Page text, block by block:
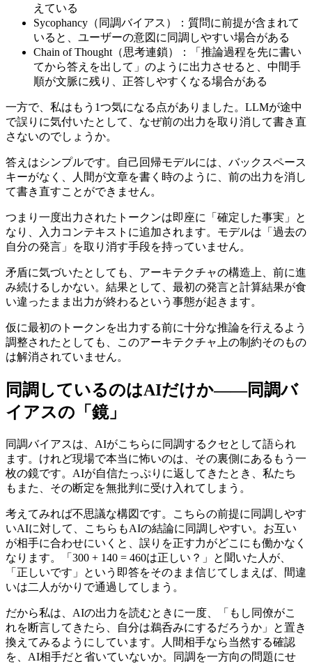
えている
Sycophancy（同調バイアス）：質問に前提が含まれて
いると、ユーザーの意図に同調しやすい場合がある
Chain of Thought（思考連鎖）：「推論過程を先に書い
てから答えを出して」のように出力させると、中間手
順が文脈に残り、正答しやすくなる場合がある
一方で、私はもう1つ気になる点がありました。LLMが途中
で誤りに気付いたとして、なぜ前の出力を取り消して書き直
さないのでしょうか。
答えはシンプルです。自己回帰モデルには、バックスペース
キーがなく、人間が文章を書く時のように、前の出力を消し
て書き直すことができません。
つまり一度出力されたトークンは即座に「確定した事実」と
なり、入力コンテキストに追加されます。モデルは「過去の
自分の発言」を取り消す手段を持っていません。
矛盾に気づいたとしても、アーキテクチャの構造上、前に進
み続けるしかない。結果として、最初の発言と計算結果が食
い違ったまま出力が終わるという事態が起きます。
仮に最初のトークンを出力する前に十分な推論を行えるよう
調整されたとしても、このアーキテクチャ上の制約そのもの
は解消されていません。
同調しているのはAIだけか――同調バ
イアスの「鏡」
同調バイアスは、AIがこちらに同調するクセとして語られ
ます。けれど現場で本当に怖いのは、その裏側にあるもう一
枚の鏡です。AIが自信たっぷりに返してきたとき、私たち
もまた、その断定を無批判に受け入れてしまう。
考えてみれば不思議な構図です。こちらの前提に同調しやす
いAIに対して、こちらもAIの結論に同調しやすい。お互い
が相手に合わせにいくと、誤りを正す力がどこにも働かなく
なります。「300 + 140 = 460は正しい？」と聞いた人が、
「正しいです」という即答をそのまま信じてしまえば、間違
いは二人がかりで通過してしまう。
だから私は、AIの出力を読むときに一度、「もし同僚がこ
れを断言してきたら、自分は鵜呑みにするだろうか」と置き
換えてみるようにしています。人間相手なら当然する確認
を、AI相手だと省いていないか。同調を一方向の問題にせ